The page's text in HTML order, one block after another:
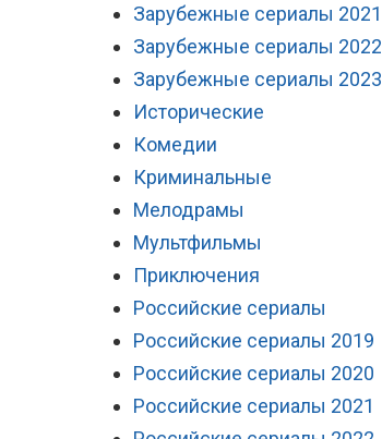
Зарубежные сериалы 2021
Зарубежные сериалы 2022
Зарубежные сериалы 2023
Исторические
Комедии
Криминальные
Мелодрамы
Мультфильмы
Приключения
Российские сериалы
Российские сериалы 2019
Российские сериалы 2020
Российские сериалы 2021